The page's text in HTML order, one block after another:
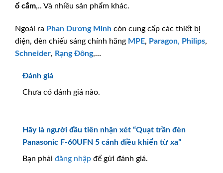
ổ cắm,.. Và nhiều sản phẩm khác.
Ngoài ra Phan Dương Minh còn cung cấp các thiết bị
điện, đèn chiếu sáng chính hãng MPE, Paragon, Philips,
Schneider, Rạng Đông,…
Đánh giá
Chưa có đánh giá nào.
Hãy là người đầu tiên nhận xét “Quạt trần đèn
Panasonic F-60UFN 5 cánh điều khiển từ xa”
Bạn phải đăng nhập để gửi đánh giá.